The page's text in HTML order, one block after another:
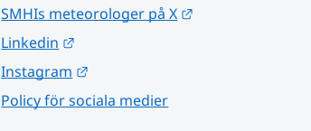
SMHIs meteorologer på X
Linkedin
Instagram
Policy för sociala medier